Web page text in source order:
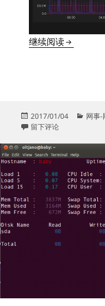
继续阅读10个免费
发
布
2017/01/04
分
网事-
于10个免费的服务器监
留下评论